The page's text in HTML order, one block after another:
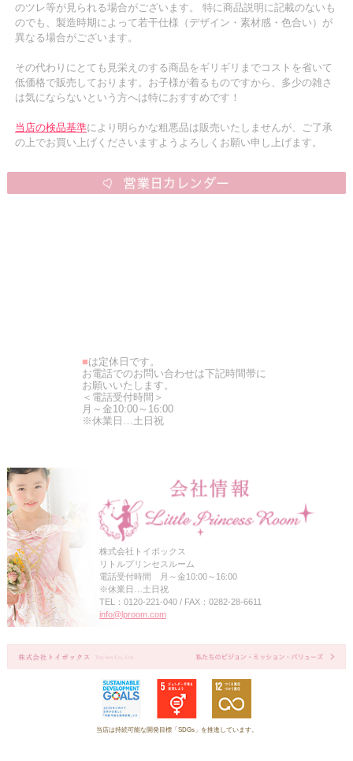
のツレ等が見られる場合がございます。 特に商品説明に記載のないも
のでも、製造時期によって若干仕様（デザイン・素材感・色合い）が
異なる場合がございます。
その代わりにとても見栄えのする商品をギリギリまでコストを省いて
低価格で販売しております。お子様が着るものですから、多少の雑さ
は気にならないという方へは特におすすめです！
当店の検品基準により明らかな粗悪品は販売いたしませんが、ご了承
の上でお買い上げくださいますようよろしくお願い申し上げます。
■は定休日です。
お電話でのお問い合わせは下記時間帯に
お願いいたします。
＜電話受付時間＞
月～金10:00～16:00
※休業日…土日祝
株式会社トイボックス
リトルプリンセスルーム
電話受付時間 月～金10:00～16:00
※休業日…土日祝
TEL：0120-221-040 / FAX：0282-28-6611
info@lproom.com
当店は持続可能な開発目標「SDGs」を推進しています。